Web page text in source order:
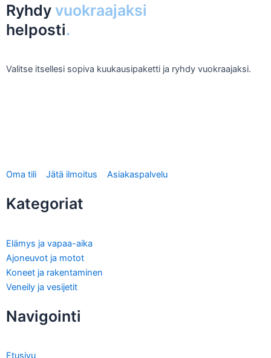
Ryhdy vuokraajaksi
helposti.
Valitse itsellesi sopiva kuukausipaketti ja ryhdy vuokraajaksi.
Oma tili Jätä ilmoitus Asiakaspalvelu
Kategoriat
Elämys ja vapaa-aika
Ajoneuvot ja motot
Koneet ja rakentaminen
Veneily ja vesijetit
Navigointi
Etusivu